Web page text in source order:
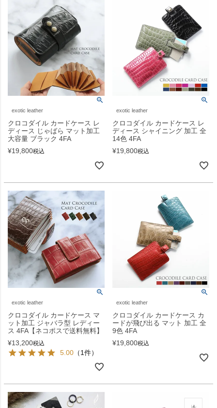
exotic leather
クロコダイル カードケース レ
ディース じゃばら マット加工
大容量 ブラック 4FA
¥19,800税込
exotic leather
クロコダイル カードケース レ
ディース シャイニング 加工 全
14色 4FA
¥19,800税込
exotic leather
クロコダイル カードケース マ
ット加工 ジャバラ型 レディー
ス 4FA【ネコポスで送料無料】
¥13,200税込
5.00 （1件）
exotic leather
クロコダイル カードケース カ
ードが飛び出る マット 加工 全
9色 4FA
¥19,800税込